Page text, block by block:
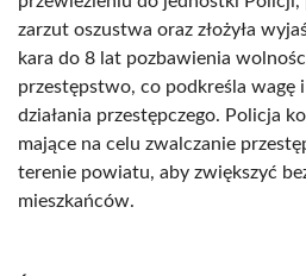
zarzut oszustwa oraz złożyła
kara do 8 lat pozbawienia
przestępstwo, co podkreśla wagę
działania przestępczego. Policja
mające na celu zwalczanie
terenie powiatu, aby zwiększyć
mieszkańców.